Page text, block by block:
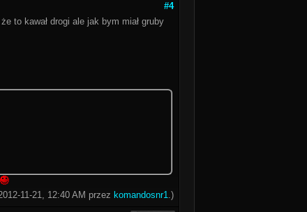
#4
to kawał drogi ale jak bym miał gruby
11-21, 12:40 AM przez komandosnr1 .)